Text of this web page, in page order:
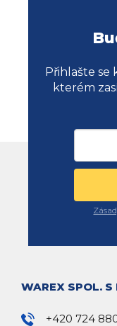
Přihlašte
kterém
WAREX SPOL. S
+420 724